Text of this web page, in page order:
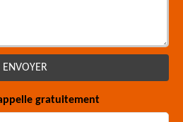
gratuitement